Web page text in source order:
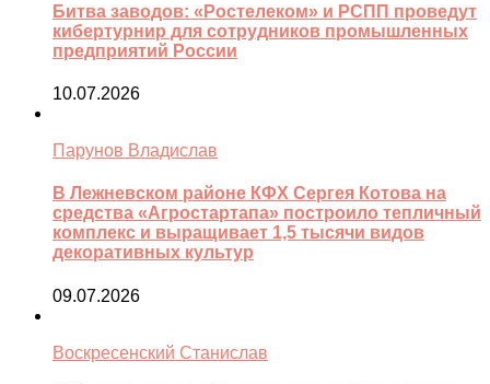
Битва заводов: «Ростелеком» и РСПП проведут
кибертурнир для сотрудников промышленных
предприятий России
10.07.2026
Парунов Владислав
В Лежневском районе КФХ Сергея Котова на
средства «Агростартапа» построило тепличный
комплекс и выращивает 1,5 тысячи видов
декоративных культур
09.07.2026
Воскресенский Станислав